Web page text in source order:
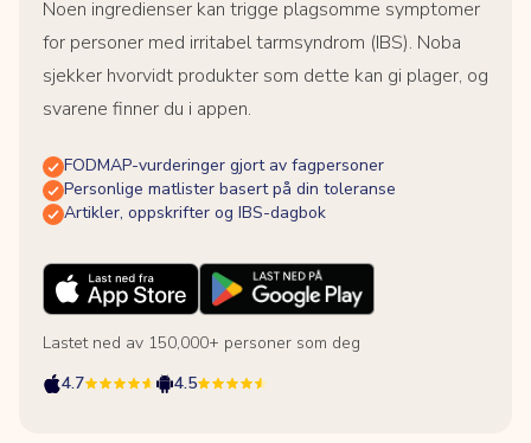
Noen ingredienser kan trigge plagsomme symptomer
for personer med irritabel tarmsyndrom (IBS). Noba
sjekker hvorvidt produkter som dette kan gi plager, og
svarene finner du i appen.
FODMAP-vurderinger gjort av fagpersoner
Personlige matlister basert på din toleranse
Artikler, oppskrifter og IBS-dagbok
Lastet ned av 150,000+ personer som deg
4.7
4.5